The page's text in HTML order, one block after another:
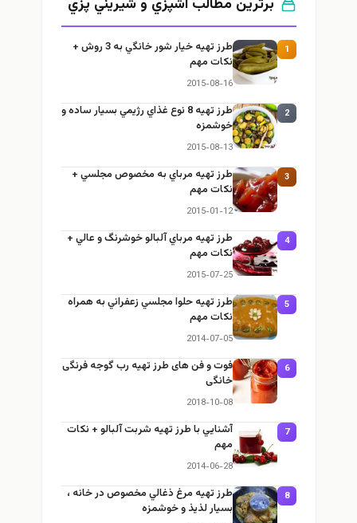
برترین مطالب آشپزي و شيريني پزي
1
طرز تهيه خیار شور خانگي به 3 روش +
نكات مهم
2015-08-16
2
طرز تهيه 8 نوع غذاي رژيمي بسيار ساده و
خوشمزه
2015-08-13
3
طرز تهيه مرباي به مخصوص مجلسي +
نكات مهم
2015-01-12
4
طرز تهيه مرباي آلبالو خوشرنگ و عالي +
نكات مهم
2015-07-25
5
طرز تهيه حلوا مجلسي زعفراني به همراه
نكات مهم
2014-07-05
6
فوت و فن های طرز تهیه رب گوجه فرنگی
خانگی
2018-10-08
7
آشنايي با طرز تهيه شربت آلبالو + نكات
مهم
2014-06-28
8
طرز تهيه مرغ ذغالي مخصوص در خانه ،
بسيار لذيذ و خوشمزه